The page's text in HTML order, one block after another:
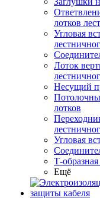
лотков
Угловая
Лоток
Несущий
лотков
Угловая
Т-
Ещё